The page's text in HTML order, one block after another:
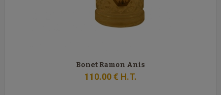
Bonet Ramon Anis
110.00€ H.T.